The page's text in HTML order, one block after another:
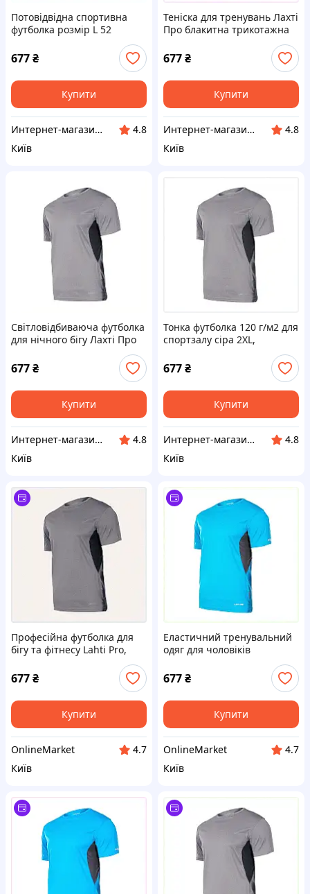
Потовідвідна спортивна
футболка розмір L 52
7753E412B
677₴
Купити
Интернет-магазин TVOЁ
4.8
Київ
Теніска для тренувань Лахті
Про блакитна трикотажна
677₴
Купити
Интернет-магазин TVOЁ
4.8
Київ
Світловідбиваюча футболка
для нічного бігу Лахті Про
677₴
Купити
Интернет-магазин TVOЁ
4.8
Київ
Тонка футболка 120 г/м2 для
спортзалу сіра 2XL,
677₴
Купити
Интернет-магазин TVOЁ
4.8
Київ
Професійна футболка для
бігу та фітнесу Lahti Pro,
677₴
Купити
OnlineMarket
4.7
Київ
Еластичний тренувальний
одяг для чоловіків
677₴
Купити
OnlineMarket
4.7
Київ